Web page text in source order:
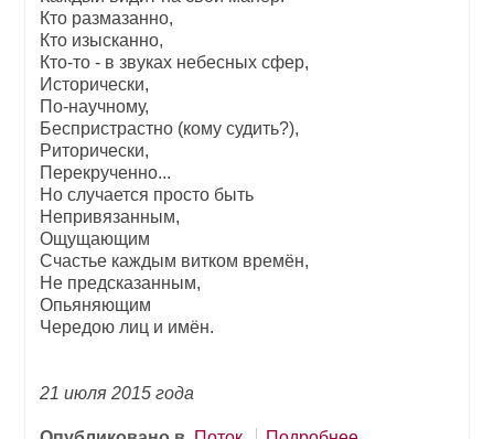
Кто размазанно,
Кто изысканно,
Кто-то - в звуках небесных сфер,
Исторически,
По-научному,
Беспристрастно (кому судить?),
Риторически,
Перекрученно...
Но случается просто быть
Непривязанным,
Ощущающим
Счастье каждым витком времён,
Не предсказанным,
Опьяняющим
Чередою лиц и имён.
21 июля 2015 года